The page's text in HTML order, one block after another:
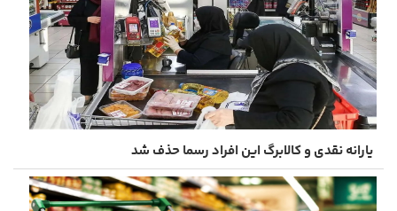
یارانه نقدی و کالابرگ این افراد رسما حذف شد